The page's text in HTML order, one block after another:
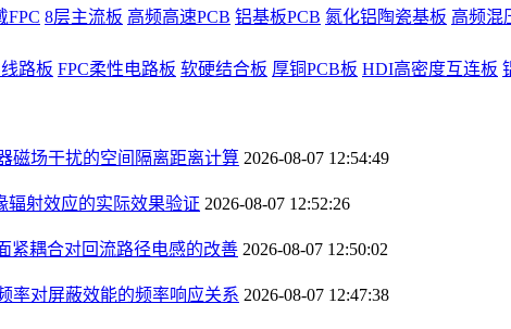
FPC 8层主流板 高频高速PCB 铝基板PCB 氮化铝陶瓷基板 高频混
路板 FPC柔性电路板 软硬结合板 厚铜PCB板 HDI高密度互连板
磁场干扰的空间隔离距离计算 2026-08-07 12:54:49
辐射效应的实际效果验证 2026-08-07 12:52:26
紧耦合对回流路径电感的改善 2026-08-07 12:50:02
率对屏蔽效能的频率响应关系 2026-08-07 12:47:38